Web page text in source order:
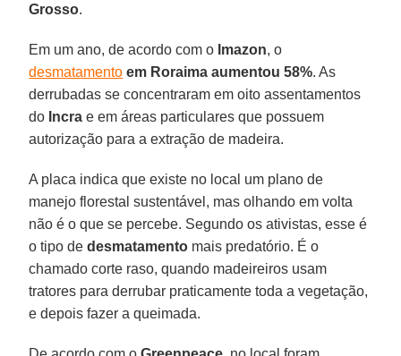
Grosso.
Em um ano, de acordo com o Imazon, o
desmatamento em Roraima aumentou 58%. As
derrubadas se concentraram em oito assentamentos
do Incra e em áreas particulares que possuem
autorização para a extração de madeira.
A placa indica que existe no local um plano de
manejo florestal sustentável, mas olhando em volta
não é o que se percebe. Segundo os ativistas, esse é
o tipo dedesmatamento mais predatório. É o
chamado corte raso, quando madeireiros usam
tratores para derrubar praticamente toda a vegetação,
e depois fazer a queimada.